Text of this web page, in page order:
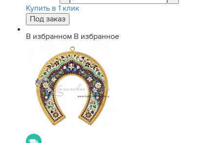
Купить в 1 клик
В избранном В избранное